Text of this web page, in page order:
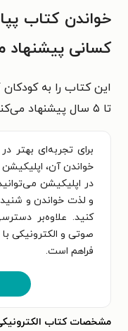
خواندن کتاب
کسانی پیشنهاد
تا ۵ سال پیشنهاد می‌کنیم.
برای تجربه‌ای بهتر
خواندن آن،
در اپلیکیشن
و لذت خواندن و
کنید. علاوه‌بر
صوتی و الکترونیکی
فراهم است.
مشخصات کتاب